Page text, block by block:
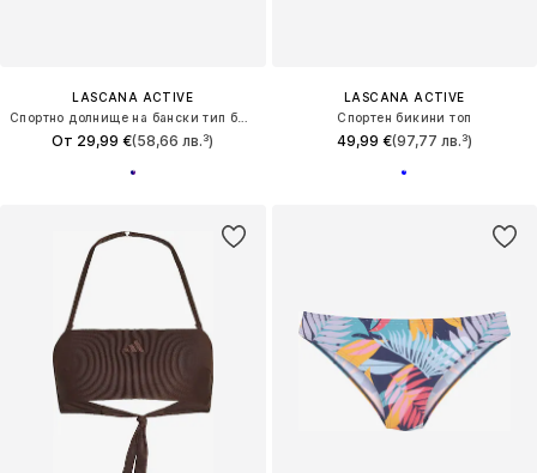
LASCANA ACTIVE
От 29,99 €(58,66 лв.³)
LASCANA ACTIVE
Спортен бикини топ
49,99 €(97,77 лв.³)